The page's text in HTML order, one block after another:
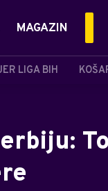
LIGA BIH
MAGAZIN
To